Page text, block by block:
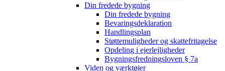
Din fredede bygning
Din fredede bygning
Bevaringsdeklaration
Handlingsplan
Støttemuligheder og skattefritagelse
Opdeling i ejerlejligheder
Bygningsfredningsloven § 7a
Viden og værktøjer